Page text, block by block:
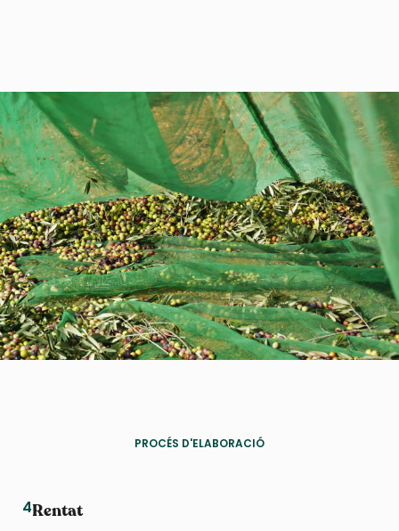
PROCÉS D'ELABORACIÓ
4Rentat